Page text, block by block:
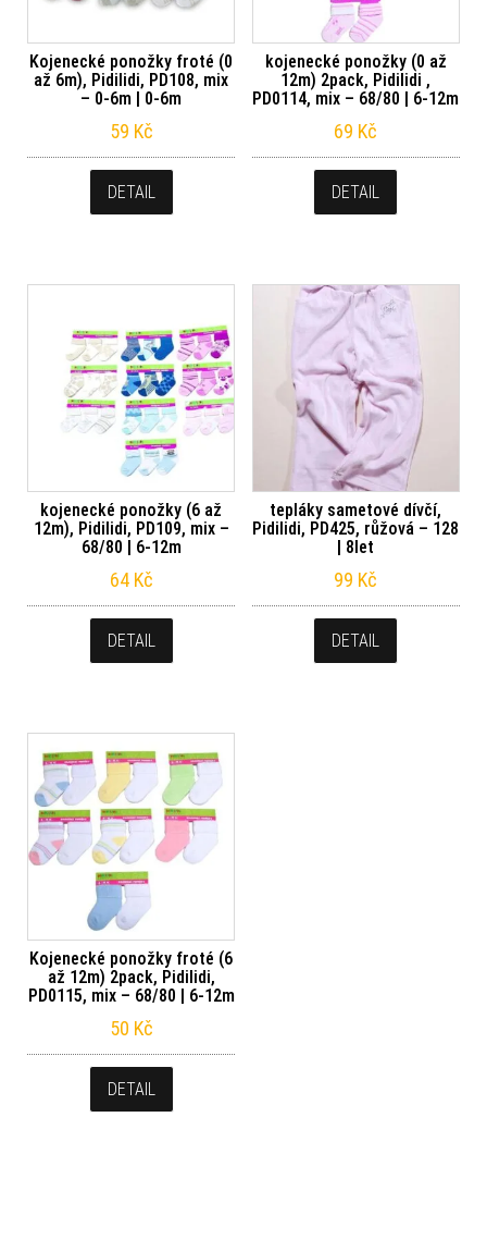
Kojenecké ponožky froté (0
až 6m), Pidilidi, PD108, mix
– 0-6m | 0-6m
59 Kč
DETAIL
kojenecké ponožky (0 až
12m) 2pack, Pidilidi ,
PD0114, mix – 68/80 | 6-12m
69 Kč
DETAIL
kojenecké ponožky (6 až
12m), Pidilidi, PD109, mix –
68/80 | 6-12m
64 Kč
DETAIL
tepláky sametové dívčí,
Pidilidi, PD425, růžová – 128
| 8let
99 Kč
DETAIL
Kojenecké ponožky froté (6
až 12m) 2pack, Pidilidi,
PD0115, mix – 68/80 | 6-12m
50 Kč
DETAIL